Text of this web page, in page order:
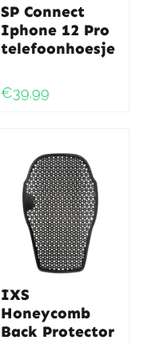
SP Connect
Iphone 12 Pro
telefoonhoesje
€39.99
IXS
Honeycomb
Back Protector